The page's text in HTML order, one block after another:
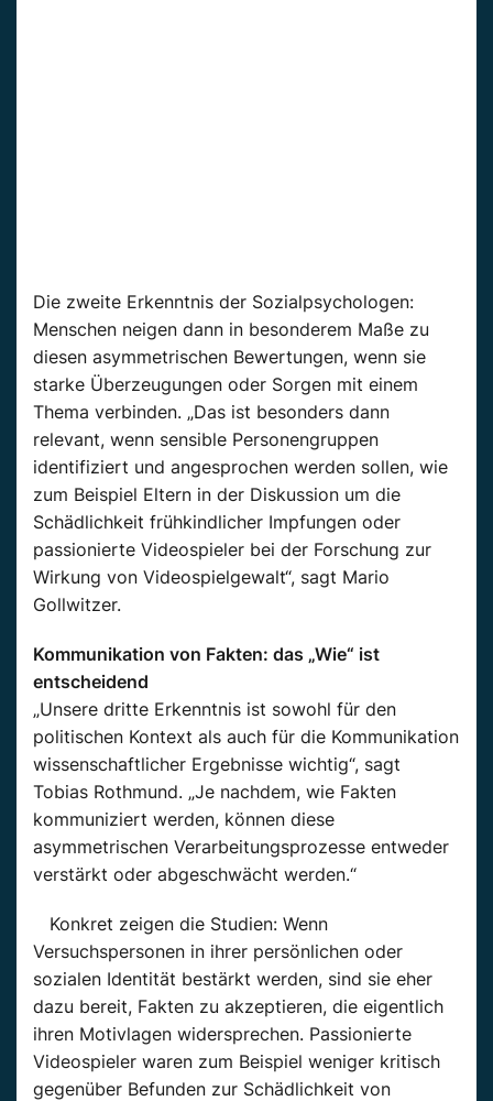
Die zweite Erkenntnis der Sozialpsychologen:
Menschen neigen dann in besonderem Maße zu
diesen asymmetrischen Bewertungen, wenn sie
starke Überzeugungen oder Sorgen mit einem
Thema verbinden. „Das ist besonders dann
relevant, wenn sensible Personengruppen
identifiziert und angesprochen werden sollen, wie
zum Beispiel Eltern in der Diskussion um die
Schädlichkeit frühkindlicher Impfungen oder
passionierte Videospieler bei der Forschung zur
Wirkung von Videospielgewalt“, sagt Mario
Gollwitzer.
Kommunikation von Fakten: das „Wie“ ist
entscheidend
„Unsere dritte Erkenntnis ist sowohl für den
politischen Kontext als auch für die Kommunikation
wissenschaftlicher Ergebnisse wichtig“, sagt
Tobias Rothmund. „Je nachdem, wie Fakten
kommuniziert werden, können diese
asymmetrischen Verarbeitungsprozesse entweder
verstärkt oder abgeschwächt werden.“
Konkret zeigen die Studien: Wenn
Versuchspersonen in ihrer persönlichen oder
sozialen Identität bestärkt werden, sind sie eher
dazu bereit, Fakten zu akzeptieren, die eigentlich
ihren Motivlagen widersprechen. Passionierte
Videospieler waren zum Beispiel weniger kritisch
gegenüber Befunden zur Schädlichkeit von